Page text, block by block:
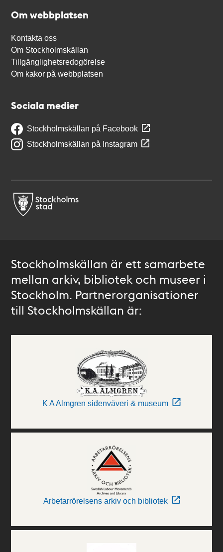
Om webbplatsen
Kontakta oss
Om Stockholmskällan
Tillgänglighetsredogörelse
Om kakor på webbplatsen
Sociala medier
Stockholmskällan på Facebook
Stockholmskällan på Instagram
Stockholmskällan är ett samarbete
mellan arkiv, bibliotek och museer i
Stockholm. Partnerorganisationer
till Stockholmskällan är:
K A Almgren sidenväveri & museum
Arbetarrörelsens arkiv och bibliotek